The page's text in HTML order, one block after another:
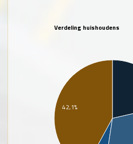
Verdeling huishoudens
42,1%